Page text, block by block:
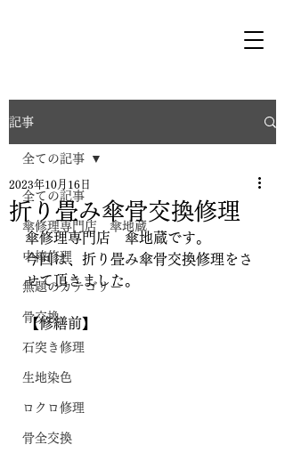
記事
全ての記事
傘修理専門店 傘地蔵
中棒修理
無題のカテゴリー
骨交換
石突き修理
生地染色
ロクロ修理
骨全交換
全ての記事
折り畳み傘骨交換修理
2023年10月16日
傘修理専門店　傘地蔵です。
今回は、折り畳み傘骨交換修理をさ
せて頂きました。
【修繕前】